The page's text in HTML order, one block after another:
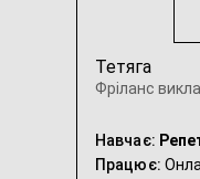
Тетяга
Фріланс
Навчає:
Працює: